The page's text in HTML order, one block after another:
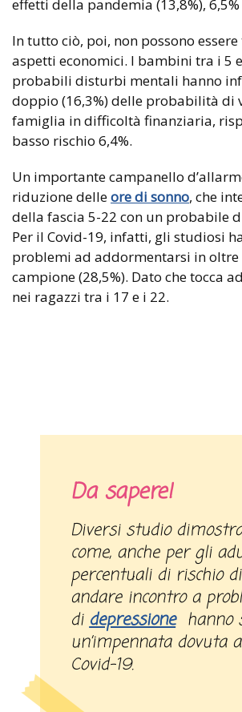
effetti della pandemia (13,8%),
In tutto ciò, poi, non possono
aspetti economici. I bambini tra i 5
probabili disturbi mentali hanno
doppio (16,3%) delle probabilità di
famiglia in difficoltà finanziaria,
basso rischio 6,4%.
Un importante campanello
riduzione delleore di sonno, che
della fascia 5-22 con un probabile
Per il Covid-19, infatti, gli studiosi
problemi ad addormentarsi in
campione (28,5%). Dato che tocca
nei ragazzi tra i 17 e i 22.
Da sapere!
Diversi studio dimostrano
come, anche per gli
percentuali di rischio di
andare incontro a
didepressionehanno
un’impennata dovuta
Covid-19.